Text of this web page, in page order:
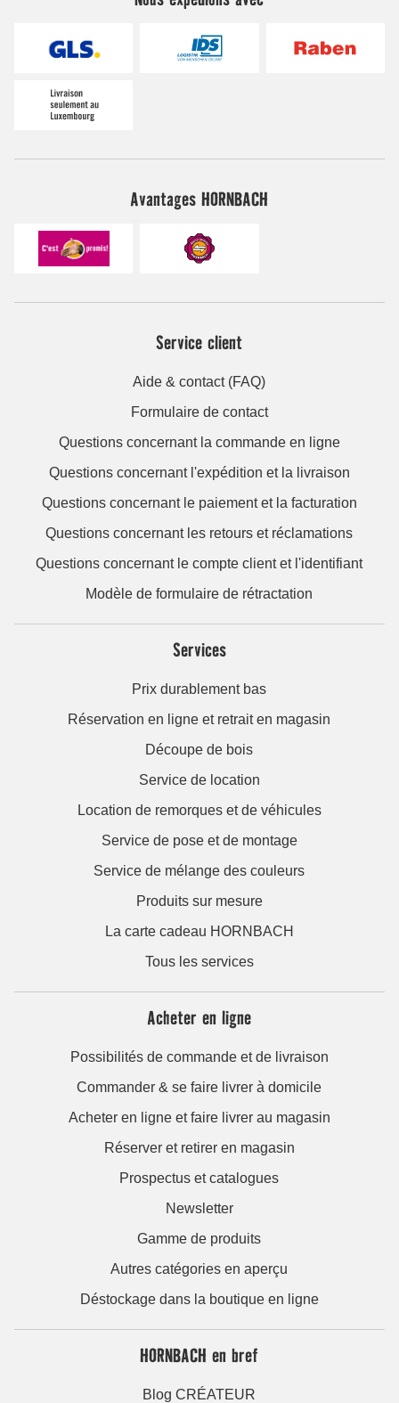
Avantages HORNBACH
Service client
Aide & contact (FAQ)
Formulaire de contact
Questions concernant la commande en ligne
Questions concernant l'expédition et la livraison
Questions concernant le paiement et la facturation
Questions concernant les retours et réclamations
Questions concernant le compte client et l'identifiant
Modèle de formulaire de rétractation
Services
Prix durablement bas
Réservation en ligne et retrait en magasin
Découpe de bois
Service de location
Location de remorques et de véhicules
Service de pose et de montage
Service de mélange des couleurs
Produits sur mesure
La carte cadeau HORNBACH
Tous les services
Acheter en ligne
Possibilités de commande et de livraison
Commander & se faire livrer à domicile
Acheter en ligne et faire livrer au magasin
Réserver et retirer en magasin
Prospectus et catalogues
Newsletter
Gamme de produits
Autres catégories en aperçu
Déstockage dans la boutique en ligne
HORNBACH en bref
Blog CRÉATEUR